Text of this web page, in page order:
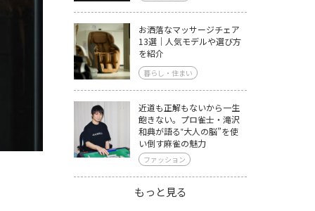
お洒落なマッサージチェア
13選｜人気モデルや選び方
を紹介
暮らし・住まい
近道も正解もないから一生
飽きない。プロ雀士・滝沢
和典が語る‟大人の脳”を使
い倒す麻雀の魅力
ファッション
もっと見る